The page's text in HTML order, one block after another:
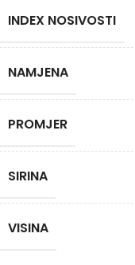
INDEX NOSIVOSTI
NAMJENA
PROMJER
SIRINA
VISINA